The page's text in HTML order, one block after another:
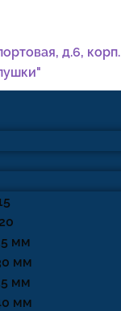
д.6, корп.
мм
мм
мм
мм